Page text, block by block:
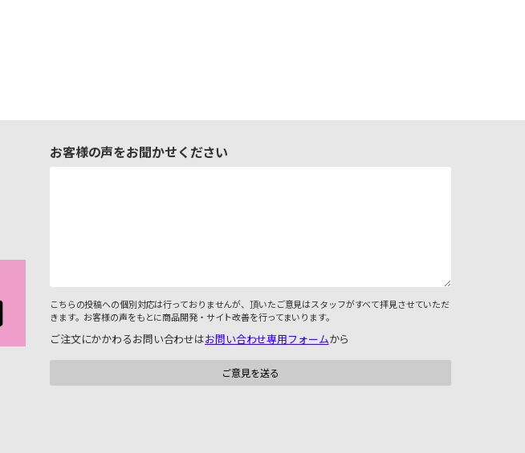
お客様の声をお聞かせください
こちらの投稿への個別対応は行っておりませんが、頂いたご意見はスタッフがすべて拝見させていただ
きます。お客様の声をもとに商品開発・サイト改善を行ってまいります。
ご注文にかかわるお問い合わせはお問い合わせ専用フォームから